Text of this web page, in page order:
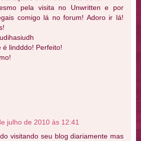
pela visita no Unwritten e por
comigo lá no forum! Adoro ir lá!
é lindddo! Perfeito!
julho de 2010 às 12:41
visitando seu blog diariamente mas